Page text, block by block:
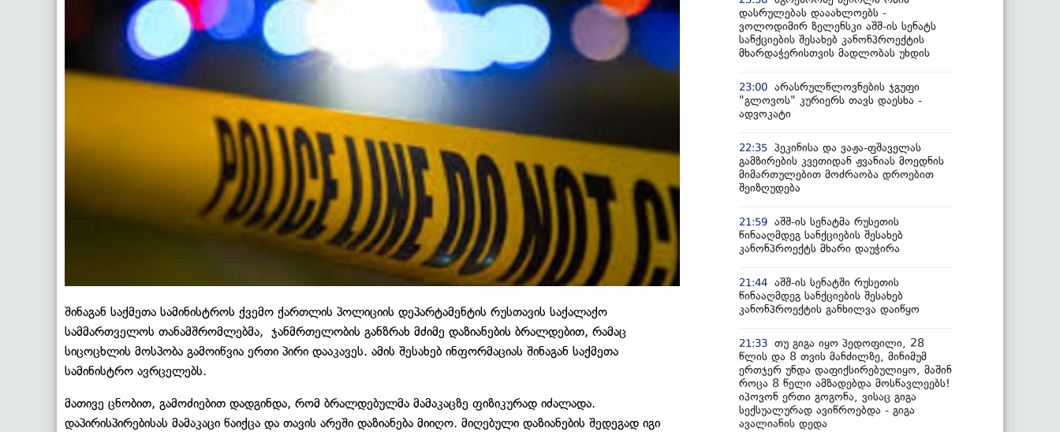
შინაგან საქმეთა სამინისტროს ქვემო ქართლის პოლიციის დეპარტამენტის რუსთავის საქალაქო
სამმართველოს თანამშრომლებმა, ჯანმრთელობის განზრახ მძიმე დაზიანების ბრალდებით, რამაც
სიცოცხლის მოსპობა გამოიწვია ერთი პირი დააკავეს. ამის შესახებ ინფორმაციას შინაგან საქმეთა
სამინისტრო ავრცელებს.
მათივე ცნობით, გამოძიებით დადგინდა, რომ ბრალდებულმა მამაკაცზე ფიზიკურად იძალადა.
დაპირისპირებისას მამაკაცი წაიქცა და თავის არეში დაზიანება მიიღო. მიღებული დაზიანების შედეგად იგი
დასრულებას დააახლოებს -
ვოლოდიმირ ზელენსკი აშშ-ის სენატს
სანქციების შესახებ კანონპროექტის
მხარდაჭერისთვის მადლობას უხდის
23:00 არასრულწლოვნების ჯგუფი
"გლოვოს" კურიერს თავს დაესხა -
ადვოკატი
22:35 პეკინისა და ვაჟა-ფშაველას
გამზირების კვეთიდან ჟვანიას მოედნის
მიმართულებით მოძრაობა დროებით
შეიზღუდება
21:59 აშშ-ის სენატმა რუსეთის
წინააღმდეგ სანქციების შესახებ
კანონპროექტს მხარი დაუჭირა
21:44 აშშ-ის სენატში რუსეთის
წინააღმდეგ სანქციების შესახებ
კანონპროექტის განხილვა დაიწყო
21:33 თუ გიგა იყო პედოფილი, 28
წლის და 8 თვის მანძილზე, მინიმუმ
ერთჯერ უნდა დაფიქსირებულიყო, მაშინ
როცა 8 წელი ამზადებდა მოსწავლეებს!
იპოვონ ერთი გოგონა, ვისაც გიგა
სექსუალურად ავიწროებდა - გიგა
ავალიანის დედა